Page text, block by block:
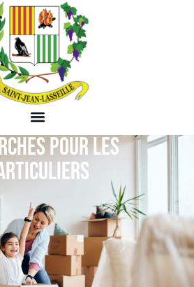
POUR LES